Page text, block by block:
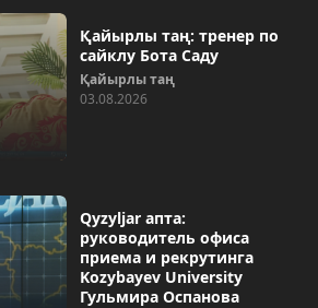
Қайырлы таң: тренер по
сайклу Бота Саду
Қайырлы таң
03.08.2026
Qyzyljar апта:
руководитель офиса
приема и рекрутинга
Kozybayev University
Гульмира Оспанова